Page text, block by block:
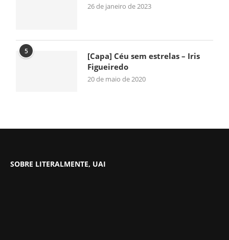
26 de janeiro de 2023
5
[Capa] Céu sem estrelas – Iris
Figueiredo
20 de maio de 2020
SOBRE LITERALMENTE, UAI